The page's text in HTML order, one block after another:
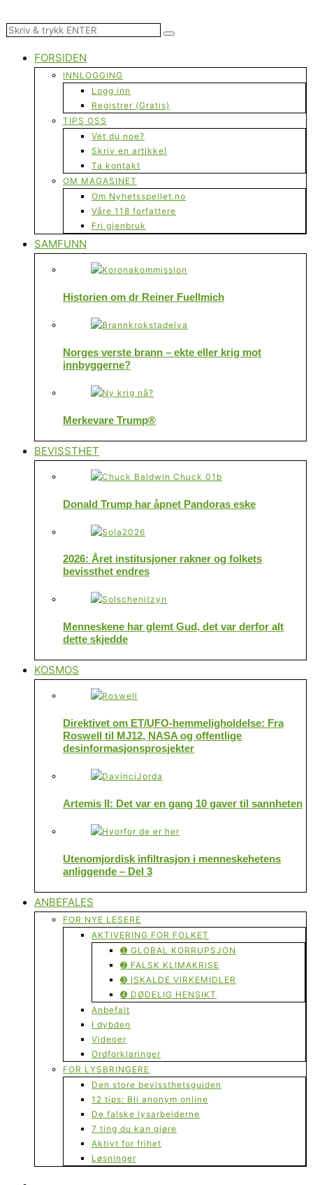
FORSIDEN
INNLOGGING
Logg inn
Registrer (Gratis)
TIPS OSS
Vet du noe?
Skriv en artikkel
Ta kontakt
OM MAGASINET
Om Nyhetsspeilet.no
Våre 118 forfattere
Fri gjenbruk
SAMFUNN
Historien om dr Reiner Fuellmich
Norges verste brann – ekte eller krig mot
innbyggerne?
Merkevare Trump®
BEVISSTHET
Donald Trump har åpnet Pandoras eske
2026: Året institusjoner rakner og folkets
bevissthet endres
Menneskene har glemt Gud, det var derfor alt
dette skjedde
KOSMOS
Direktivet om ET/UFO-hemmeligholdelse: Fra
Roswell til MJ12, NASA og offentlige
desinformasjonsprosjekter
Artemis II: Det var en gang 10 gaver til sannheten
Utenomjordisk infiltrasjon i menneskehetens
anliggende – Del 3
ANBEFALES
FOR NYE LESERE
AKTIVERING FOR FOLKET
➊ GLOBAL KORRUPSJON
➋ FALSK KLIMAKRISE
➌ ISKALDE VIRKEMIDLER
➍ DØDELIG HENSIKT
Anbefalt
I dybden
Videoer
Ordforklaringer
FOR LYSBRINGERE
Den store bevissthetsguiden
12 tips: Bli anonym online
De falske lysarbeiderne
7 ting du kan gjøre
Aktivt for frihet
Løsninger